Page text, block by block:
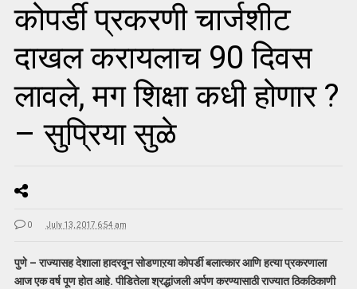
कोपर्डी प्रकरणी चार्जशीट
दाखल करायलाच 90 दिवस
लावले, मग शिक्षा कधी होणार ?
– सुप्रिया सुळे
0 July 13, 2017 6:54 am
पुणे – राज्यासह देशाला हादरवून सोडणाऱया कोपर्डी बलात्कार आणि हत्या प्रकरणाला
आज एक वर्ष पूण होत आहे. पीडितेला श्रद्धांजली अर्पण करण्यासाठी राज्यात ठिकठिकाणी